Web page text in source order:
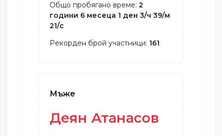
Общо пробягано време: 2
години 6 месеца 1 ден 3/ч 39/м
21/с
Рекорден брой участници: 161
Мъже
Деян Атанасов